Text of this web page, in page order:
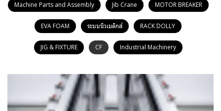
Machine Parts and Assembly Jib Crane MOTOR BREAKER
EVA FOAM ระบบนิวเมติกส์ RACK DOLLY
JIG & FIXTURE CF Industrial Machinery